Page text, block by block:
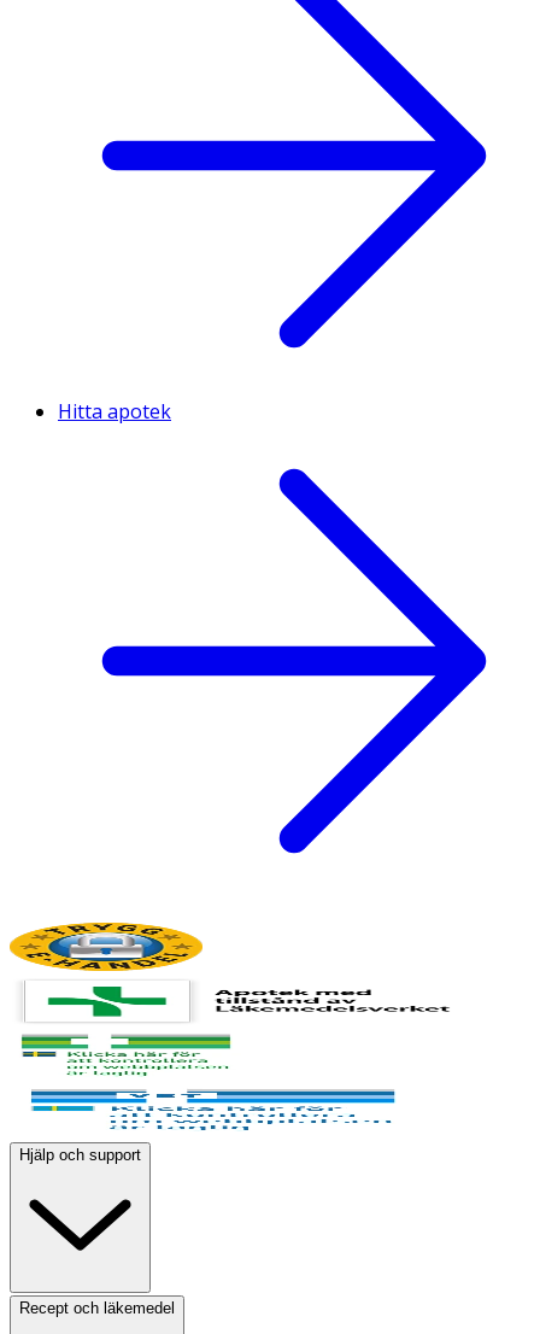
Hitta apotek
Hjälp och support
Recept och läkemedel